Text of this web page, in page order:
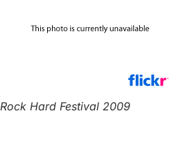
Rock Hard Festival 2009